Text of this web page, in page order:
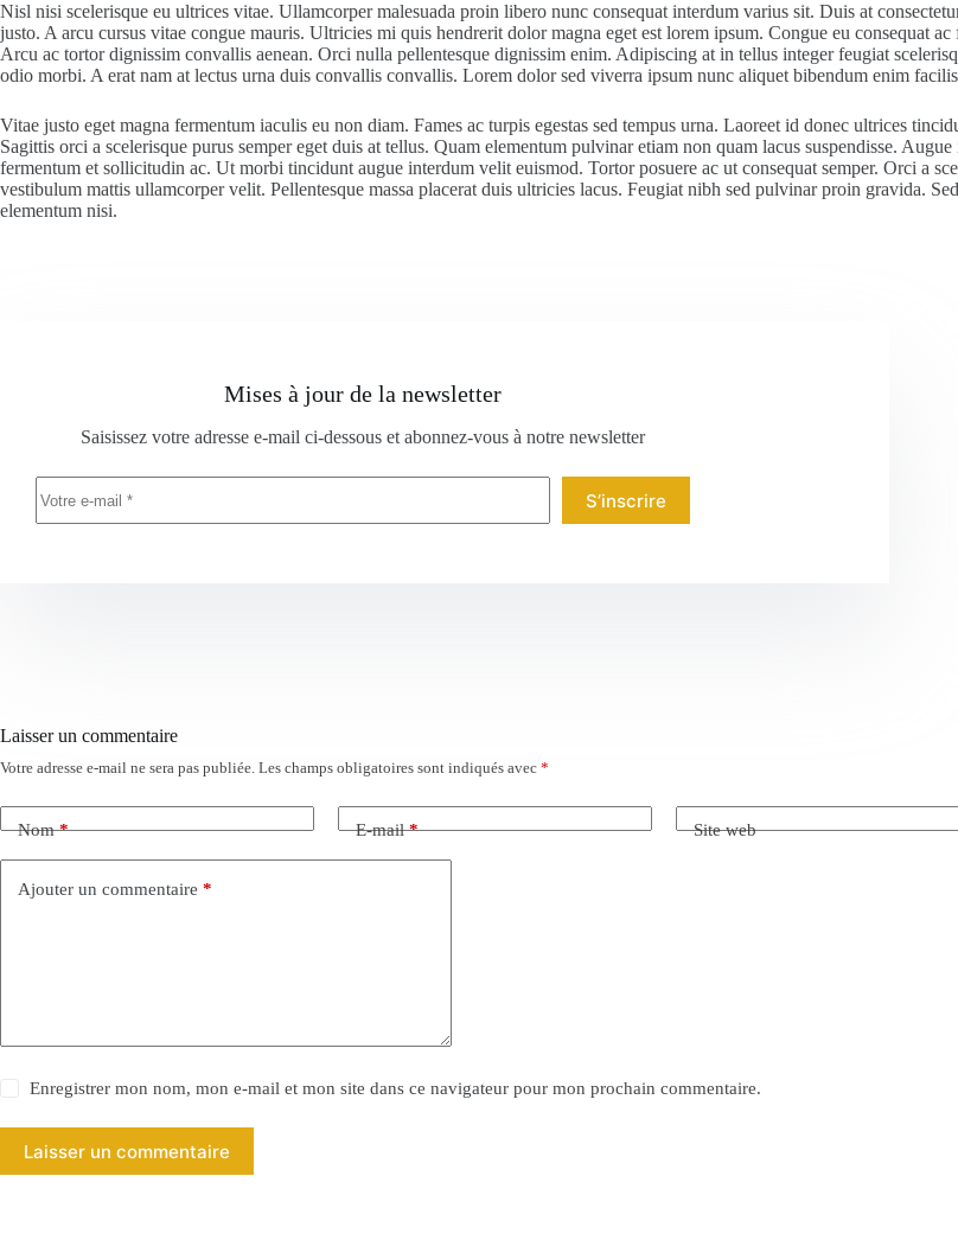
Nisl nisi scelerisque eu ultrices vitae. Ullamcorper malesuada proin libero nunc consequat interdum varius sit. Duis at
justo. A arcu cursus vitae congue mauris. Ultricies mi quis hendrerit dolor magna eget est lorem ipsum. Congue eu consequat
Arcu ac tortor dignissim convallis aenean. Orci nulla pellentesque dignissim enim. Adipiscing at in tellus integer feugiat
odio morbi. A erat nam at lectus urna duis convallis convallis. Lorem dolor sed viverra ipsum nunc aliquet bibendum enim
Vitae justo eget magna fermentum iaculis eu non diam. Fames ac turpis egestas sed tempus urna. Laoreet id donec ultrices
Sagittis orci a scelerisque purus semper eget duis at tellus. Quam elementum pulvinar etiam non quam lacus suspendisse.
fermentum et sollicitudin ac. Ut morbi tincidunt augue interdum velit euismod. Tortor posuere ac ut consequat semper. Orci a
vestibulum mattis ullamcorper velit. Pellentesque massa placerat duis ultricies lacus. Feugiat nibh sed pulvinar proin gravida.
elementum nisi.
Mises à jour de la newsletter
Saisissez votre adresse e-mail ci-dessous et abonnez-vous à notre newsletter
S’inscrire
Laisser un commentaire
Votre adresse e-mail ne sera pas publiée. Les champs obligatoires sont indiqués avec *
Nom* E-mail* Site web
Ajouter un commentaire *
Enregistrer mon nom, mon e-mail et mon site dans ce navigateur pour mon prochain commentaire.
Laisser un commentaire